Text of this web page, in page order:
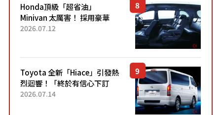
Honda頂級「超省油」
Minivan 太厲害！ 採用豪華
「真皮座椅」與專屬「黑色內
「三...
2026.07.12
Toyota 全新「Hiace」引發熱
烈迴響！「終於有信心下訂
了！」「哪個等級交車最
2026.07.14